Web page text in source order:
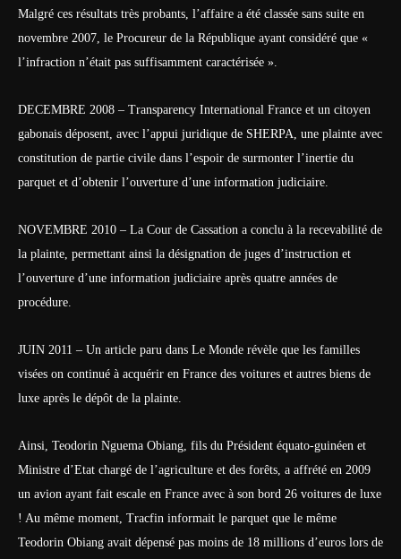
Malgré ces résultats très probants, l’affaire a été classée sans suite en
novembre 2007, le Procureur de la République ayant considéré que «
l’infraction n’était pas suffisamment caractérisée ».
DECEMBRE 2008 – Transparency International France et un citoyen
gabonais déposent, avec l’appui juridique de SHERPA, une plainte avec
constitution de partie civile dans l’espoir de surmonter l’inertie du
parquet et d’obtenir l’ouverture d’une information judiciaire.
NOVEMBRE 2010 – La Cour de Cassation a conclu à la recevabilité de
la plainte, permettant ainsi la désignation de juges d’instruction et
l’ouverture d’une information judiciaire après quatre années de
procédure.
JUIN 2011 – Un article paru dans Le Monde révèle que les familles
visées on continué à acquérir en France des voitures et autres biens de
luxe après le dépôt de la plainte.
Ainsi, Teodorin Nguema Obiang, fils du Président équato-guinéen et
Ministre d’Etat chargé de l’agriculture et des forêts, a affrété en 2009
un avion ayant fait escale en France avec à son bord 26 voitures de luxe
! Au même moment, Tracfin informait le parquet que le même
Teodorin Obiang avait dépensé pas moins de 18 millions d’euros lors de